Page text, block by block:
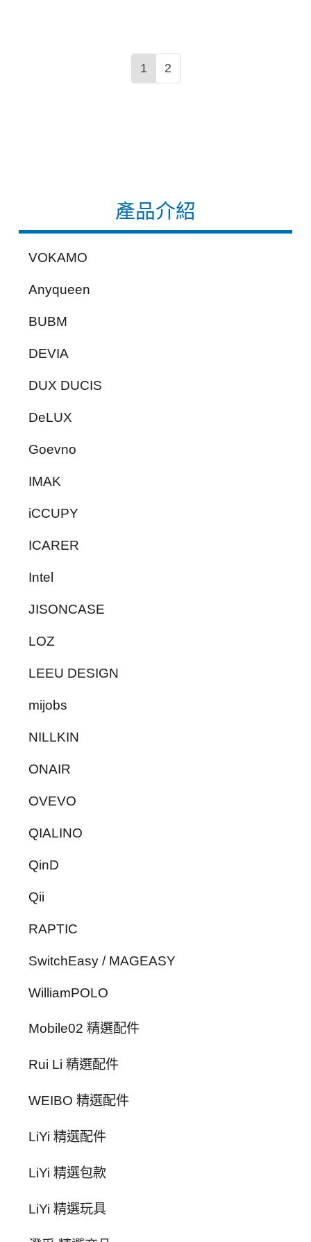
產品介紹
VOKAMO
Anyqueen
BUBM
DEVIA
DUX DUCIS
DeLUX
Goevno
IMAK
iCCUPY
ICARER
Intel
JISONCASE
LOZ
LEEU DESIGN
mijobs
NILLKIN
ONAIR
OVEVO
QIALINO
QinD
Qii
RAPTIC
SwitchEasy / MAGEASY
WilliamPOLO
Mobile02 精選配件
Rui Li 精選配件
WEIBO 精選配件
LiYi 精選配件
LiYi 精選包款
LiYi 精選玩具
1 2